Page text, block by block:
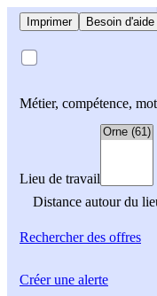
Imprimer Besoin
Métier, compétence,
Lieu de travail
Distance autour du
Rechercherdes offres
Créer une alerte